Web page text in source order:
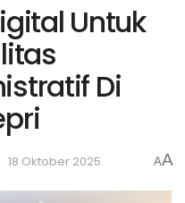
Untuk
Di
18 Oktober 2025 AA